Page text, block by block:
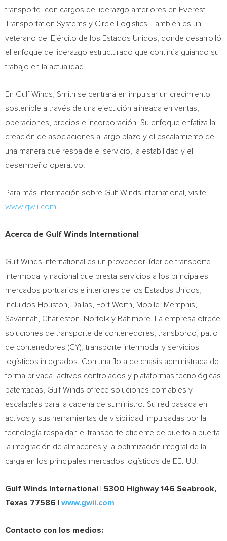
transporte, con cargos de liderazgo anteriores en Everest
Transportation Systems y Circle Logistics. También es un
veterano del Ejército de los Estados Unidos, donde desarrolló
el enfoque de liderazgo estructurado que continúa guiando su
trabajo en la actualidad.
En Gulf Winds, Smith se centrará en impulsar un crecimiento
sostenible a través de una ejecución alineada en ventas,
operaciones, precios e incorporación. Su enfoque enfatiza la
creación de asociaciones a largo plazo y el escalamiento de
una manera que respalde el servicio, la estabilidad y el
desempeño operativo.
Para más información sobre Gulf Winds International, visite
www.gwii.com
Acerca de Gulf Winds International
Gulf Winds International es un proveedor líder de transporte
intermodal y nacional que presta servicios a los principales
mercados portuarios e interiores de los Estados Unidos,
incluidos Houston, Dallas, Fort Worth, Mobile, Memphis,
Savannah, Charleston, Norfolk y Baltimore. La empresa ofrece
soluciones de transporte de contenedores, transbordo, patio
de contenedores (CY), transporte intermodal y servicios
logísticos integrados. Con una flota de chasis administrada de
forma privada, activos controlados y plataformas tecnológicas
patentadas, Gulf Winds ofrece soluciones confiables y
escalables para la cadena de suministro. Su red basada en
activos y sus herramientas de visibilidad impulsadas por la
tecnología respaldan el transporte eficiente de puerto a puerta,
la integración de almacenes y la optimización integral de la
carga en los principales mercados logísticos de EE. UU.
Gulf Winds International | 5300 Highway 146 Seabrook,
Texas 77586 | www.gwii.com
Contacto con los medios: